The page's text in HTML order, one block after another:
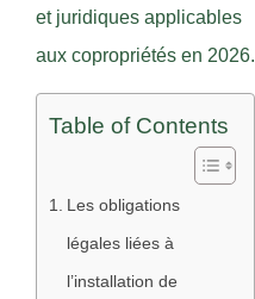
et juridiques applicables
aux copropriétés en 2026.
Table of Contents
Les obligations
légales liées à
l’installation de